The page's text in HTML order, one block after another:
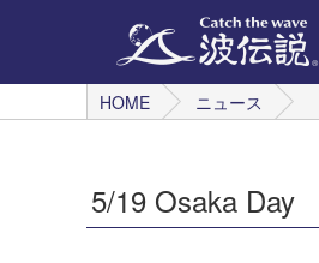
HOME
ニュース
5/19 Osaka Day